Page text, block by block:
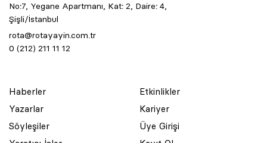
No:7, Yegane Apartmanı, Kat: 2, Daire: 4,
Şişli/İstanbul
rota@rotayayin.com.tr
0 (212) 211 11 12
Haberler
Yazarlar
Söyleşiler
Etkinlikler
Kariyer
Üye Girişi